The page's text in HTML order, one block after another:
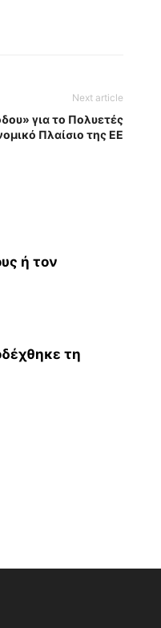
Next article
για το Πολυετές
Πλαίσιο της ΕΕ
ή τον
τη